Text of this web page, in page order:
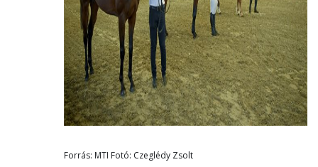
Forrás: MTI Fotó: Czeglédy Zsolt